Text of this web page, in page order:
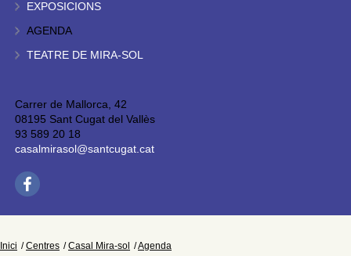
EXPOSICIONS
AGENDA
TEATRE DE MIRA-SOL
Carrer de Mallorca, 42
08195 Sant Cugat del Vallès
93 589 20 18
casalmirasol@santcugat.cat
Inici Centres Casal Mira-sol Agenda